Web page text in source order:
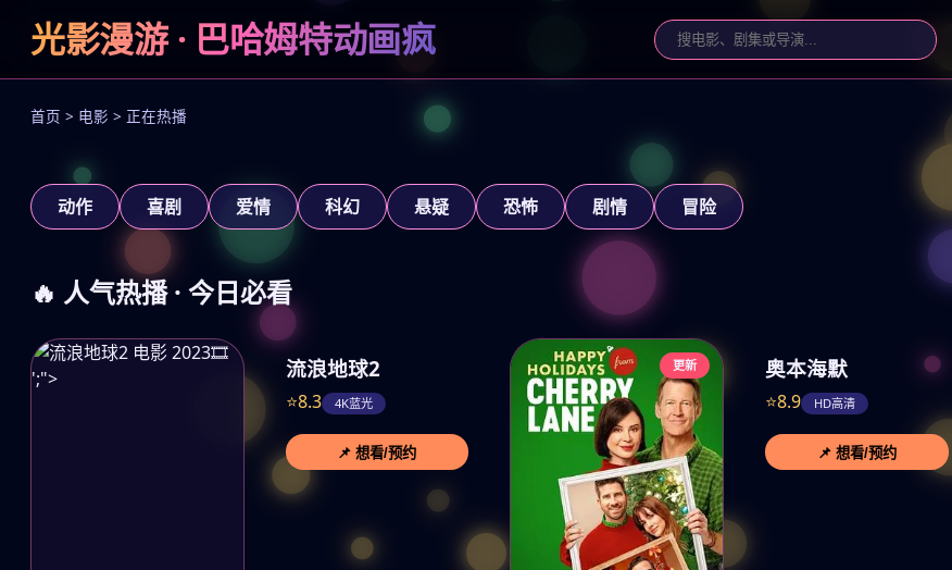
光影漫游 · 巴哈姆特动画疯
首页 > 电影 > 正在热播
狂飙
正义狂飙，黑白对决
动作 喜剧 爱情 科幻 悬疑 恐怖 剧情 冒险
🔥 人气热播 · 今日必看
🎞️
';">
流浪地球2
⭐8.3 4K蓝光
📌 想看/预约
更新 奥本海默
⭐8.9 HD高清
📌 想看/预约